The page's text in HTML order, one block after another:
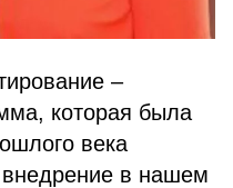
–
которая была
века
в нашем